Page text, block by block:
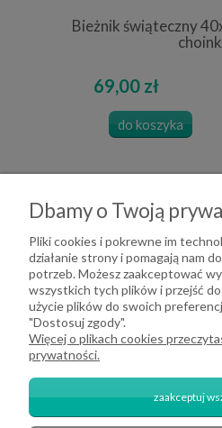
Bieżnik świąteczny
69,00 zł
do koszyka
Dbamy o Twoją
Pliki cookies i pokrewne im
działanie strony i pomagają nam
potrzeb. Możesz zaakceptować
wszystkich tych plików i przejść
użycie plików do swoich
"Dostosuj zgody".
Więcej o plikach cookies
prywatności.
zaakceptuj